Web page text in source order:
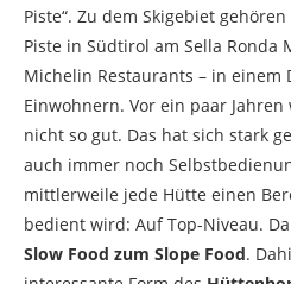
Piste“. Zu dem Skigebiet
Piste in Südtirol am Sella Ronda
Michelin Restaurants – in einem
Einwohnern. Vor ein paar
nicht so gut. Das hat sich stark
auch immer noch
mittlerweile jede Hütte einen
bedient wird: Auf Top-Niveau.
Slow Food zum Slope Food.